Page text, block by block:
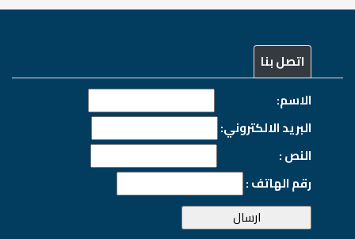
اتصل بنا
الاسم:
البريد الالكتروني:
النص :
رقم الهاتف :